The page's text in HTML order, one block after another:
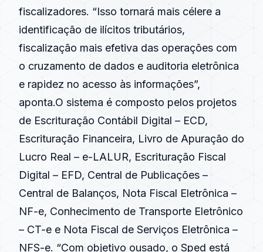
fiscalizadores. “Isso tornará mais célere a
identificação de ilícitos tributários,
fiscalização mais efetiva das operações com
o cruzamento de dados e auditoria eletrônica
e rapidez no acesso às informações”,
aponta.O sistema é composto pelos projetos
de Escrituração Contábil Digital – ECD,
Escrituração Financeira, Livro de Apuração do
Lucro Real – e-LALUR, Escrituração Fiscal
Digital – EFD, Central de Publicações –
Central de Balanços, Nota Fiscal Eletrônica –
NF-e, Conhecimento de Transporte Eletrônico
– CT-e e Nota Fiscal de Serviços Eletrônica –
NFS-e. “Com objetivo ousado, o Sped está